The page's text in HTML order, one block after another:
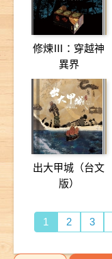
修煉Ⅲ：穿越神
異界
出大甲城（台文
版）
1 2 3